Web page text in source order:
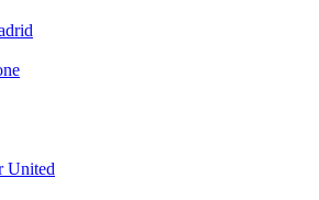
United